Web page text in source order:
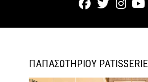
ΠΑΠΑΣΩΤΗΡΙΟΥ PATISSERIE